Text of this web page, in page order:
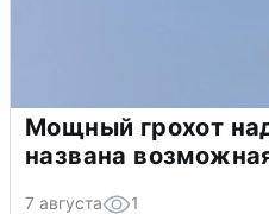
Мощный грохот
названа
7 августа 1